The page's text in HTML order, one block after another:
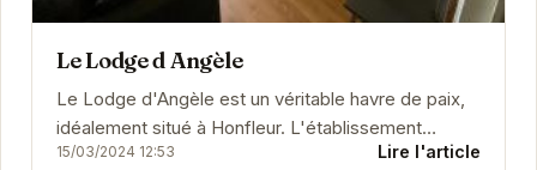
Le Lodge d Angèle
Le Lodge d'Angèle est un véritable havre de paix,
idéalement situé à Honfleur. L'établissement
propose des chambres élégantes et...
15/03/2024 12:53 Lire l'article